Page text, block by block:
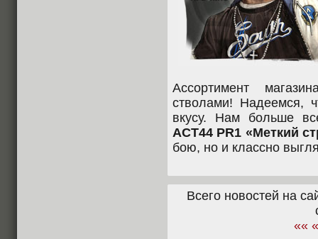
Ассортимент
стволами! Надеемся,
вкусу. Нам больше
ACT44 PR1 «Меткий
бою, но и классно
Всего новостей на
««